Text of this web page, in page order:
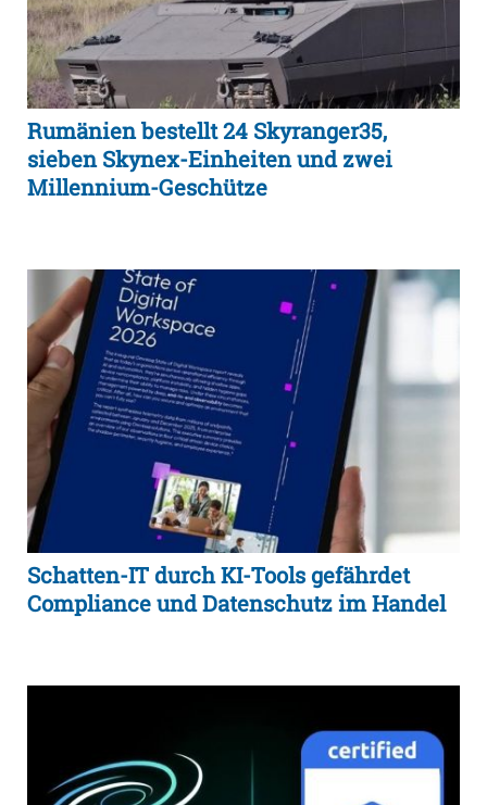
Rumänien bestellt 24 Skyranger35,
sieben Skynex-Einheiten und zwei
Millennium-Geschütze
Schatten-IT durch KI-Tools gefährdet
Compliance und Datenschutz im Handel